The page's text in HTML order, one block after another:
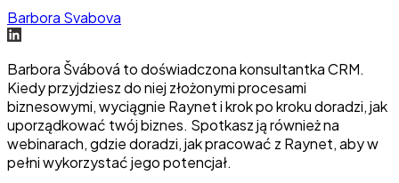
rozmowa lub wiadomość przypominająca pomaga
przywrócić dynamikę procesu sprzedaży.
Barbora Svabova
Barbora Švábová to doświadczona konsultantka CRM.
Kiedy przyjdziesz do niej złożonymi procesami
biznesowymi, wyciągnie Raynet i krok po kroku doradzi, jak
uporządkować twój biznes. Spotkasz ją również na
webinarach, gdzie doradzi, jak pracować z Raynet, aby w
pełni wykorzystać jego potencjał.